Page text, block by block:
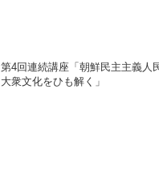
第4回連続講座「朝鮮民主主義人
大衆文化をひも解く」